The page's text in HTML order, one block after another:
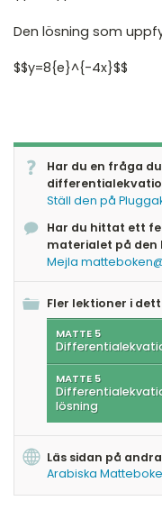
Den lösning som
$$y=8{e}^{-4x}$$
Har du en fråga
Ställ den på
Har du hittat ett
materialet på den
Mejla
Fler lektioner i
MATTE 5
MATTE 5
lösning
Läs sidan på